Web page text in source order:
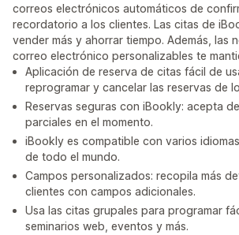
correos electrónicos automáticos de
recordatorio a los clientes. Las citas de
vender más y ahorrar tiempo. Además, las
correo electrónico personalizables te
Aplicación de reserva de citas fácil de
reprogramar y cancelar las reservas de
Reservas seguras con iBookly: acepta
parciales en el momento.
iBookly es compatible con varios
de todo el mundo.
Campos personalizados: recopila más
clientes con campos adicionales.
Usa las citas grupales para programar
seminarios web, eventos y más.